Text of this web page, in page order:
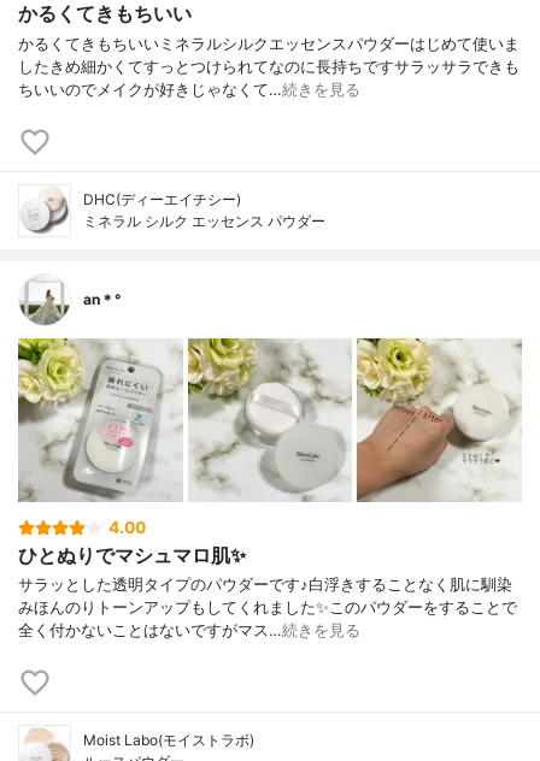
かるくてきもちいい
かるくてきもちいいミネラルシルクエッセンスパウダーはじめて使いま
したきめ細かくてすっとつけられてなのに長持ちですサラッサラできも
ちいいのでメイクが好きじゃなくて…続きを見る
DHC(ディーエイチシー)
ミネラル シルク エッセンス パウダー
an＊°
4.00
ひとぬりでマシュマロ肌✨
サラッとした透明タイプのパウダーです♪白浮きすることなく肌に馴染
みほんのりトーンアップもしてくれました✨このパウダーをすることで
全く付かないことはないですがマス…続きを見る
Moist Labo(モイストラボ)